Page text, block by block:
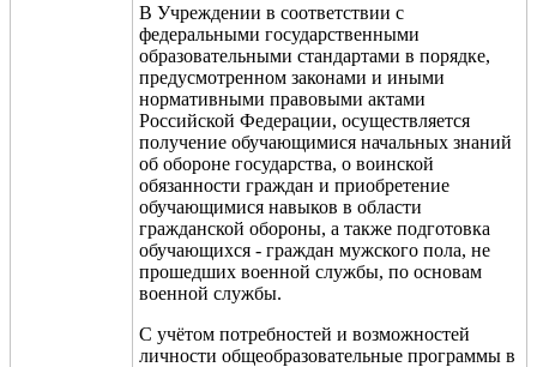
В Учреждении в соответствии с
федеральными государственными
образовательными стандартами в порядке,
предусмотренном законами и иными
нормативными правовыми актами
Российской Федерации, осуществляется
получение обучающимися начальных знаний
об обороне государства, о воинской
обязанности граждан и приобретение
обучающимися навыков в области
гражданской обороны, а также подготовка
обучающихся - граждан мужского пола, не
прошедших военной службы, по основам
военной службы.
С учётом потребностей и возможностей
личности общеобразовательные программы в